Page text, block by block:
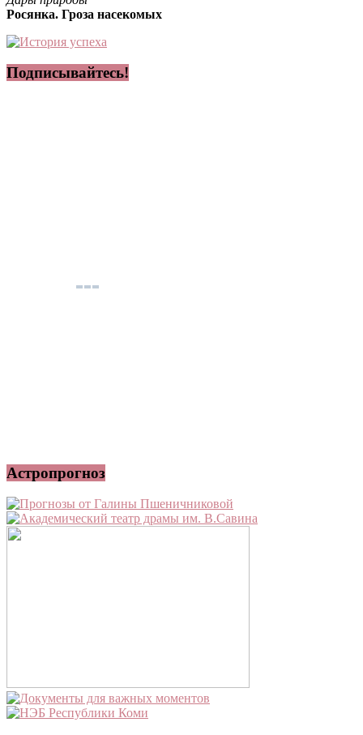
Росянка. Гроза насекомых
Подписывайтесь!
Астропрогноз